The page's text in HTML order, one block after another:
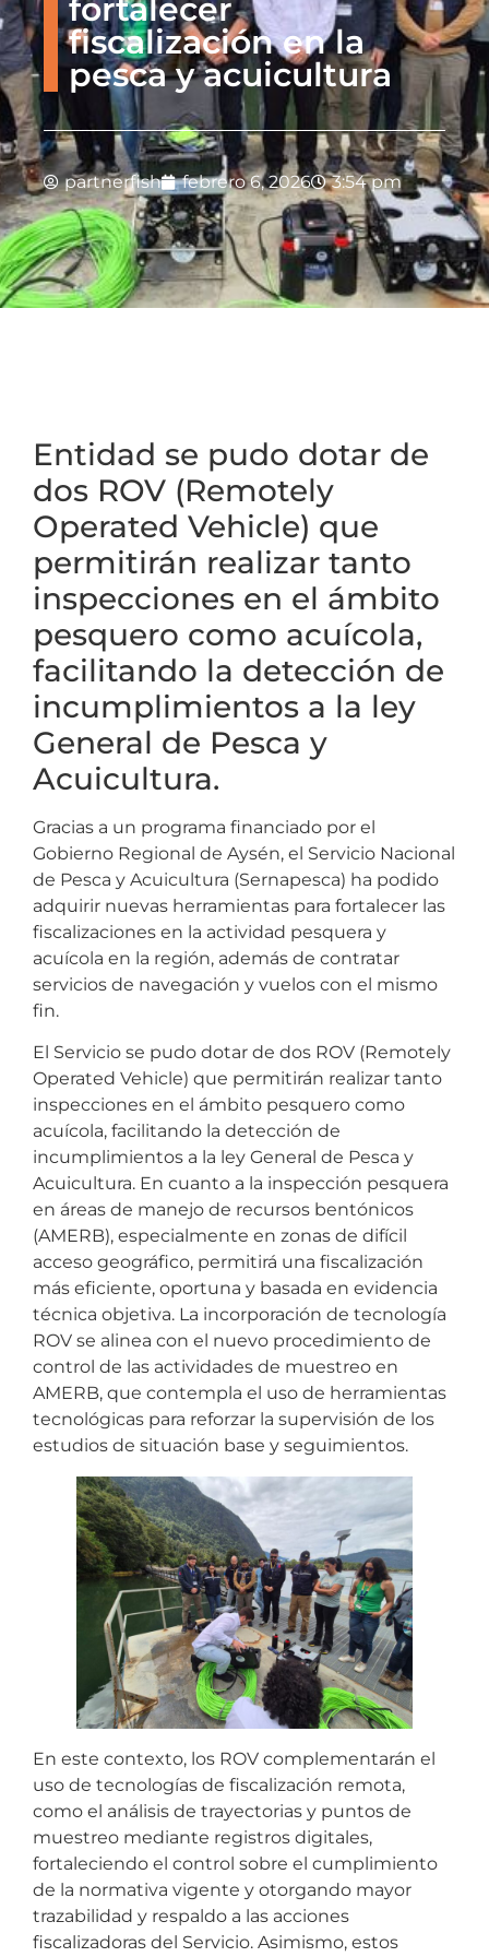
fortalecer
fiscalización en la
pesca y acuicultura
partnerfish febrero 6, 2026 3:54 pm
Entidad se pudo dotar de
dos ROV (Remotely
Operated Vehicle) que
permitirán realizar tanto
inspecciones en el ámbito
pesquero como acuícola,
facilitando la detección de
incumplimientos a la ley
General de Pesca y
Acuicultura.
Gracias a un programa financiado por el
Gobierno Regional de Aysén, el Servicio Nacional
de Pesca y Acuicultura (Sernapesca) ha podido
adquirir nuevas herramientas para fortalecer las
fiscalizaciones en la actividad pesquera y
acuícola en la región, además de contratar
servicios de navegación y vuelos con el mismo
fin.
El Servicio se pudo dotar de dos ROV (Remotely
Operated Vehicle) que permitirán realizar tanto
inspecciones en el ámbito pesquero como
acuícola, facilitando la detección de
incumplimientos a la ley General de Pesca y
Acuicultura. En cuanto a la inspección pesquera
en áreas de manejo de recursos bentónicos
(AMERB), especialmente en zonas de difícil
acceso geográfico, permitirá una fiscalización
más eficiente, oportuna y basada en evidencia
técnica objetiva. La incorporación de tecnología
ROV se alinea con el nuevo procedimiento de
control de las actividades de muestreo en
AMERB, que contempla el uso de herramientas
tecnológicas para reforzar la supervisión de los
estudios de situación base y seguimientos.
En este contexto, los ROV complementarán el
uso de tecnologías de fiscalización remota,
como el análisis de trayectorias y puntos de
muestreo mediante registros digitales,
fortaleciendo el control sobre el cumplimiento
de la normativa vigente y otorgando mayor
trazabilidad y respaldo a las acciones
fiscalizadoras del Servicio. Asimismo, estos